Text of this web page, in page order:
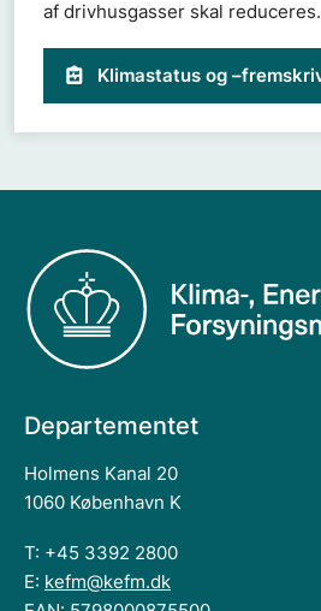
af drivhusgasser skal reduceres.
Klimastatus og
Departementet
Holmens Kanal 20
1060 København K
T: +45 3392 2800
E: kefm@kefm.dk